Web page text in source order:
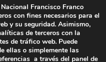
Francisco Franco
con fines necesarios para el
y su seguridad. Asimismo,
de terceros con la
de tráfico web. Puede
ellas o simplemente las
a través del panel de